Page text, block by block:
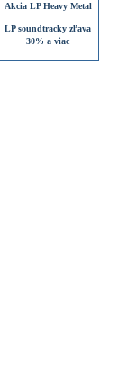
Akcia LP Heavy Metal
LP soundtracky zľava
30% a viac